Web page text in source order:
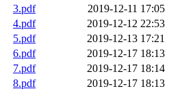
3.pdf
2019-12-11 17:05
4.pdf
2019-12-12 22:53
5.pdf
2019-12-13 17:21
6.pdf
2019-12-17 18:13
7.pdf
2019-12-17 18:14
8.pdf
2019-12-17 18:13